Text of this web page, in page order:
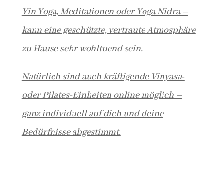
Yin Yoga, Meditationen oder Yoga Nidra –
kann eine geschützte, vertraute Atmosphäre
zu Hause sehr wohltuend sein.
Natürlich sind auch kräftigende Vinyasa-
oder Pilates-Einheiten online möglich –
ganz individuell auf dich und deine
Bedürfnisse abgestimmt.